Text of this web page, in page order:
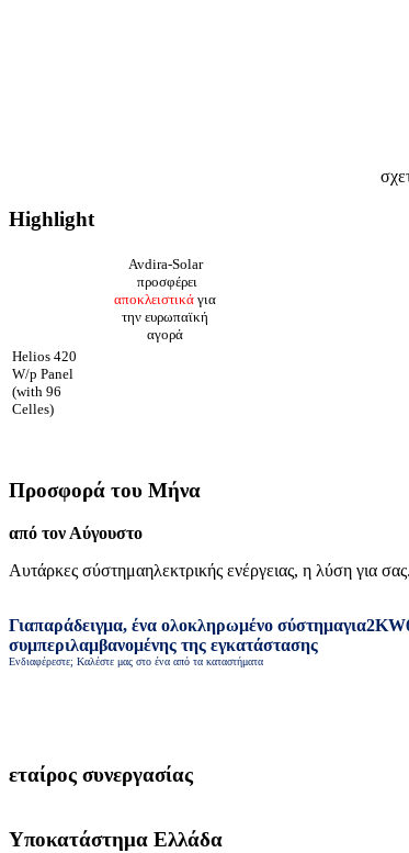
Highlight
Avdira-Solar
προσφέρει
αποκλειστικά για
την ευρωπαϊκή
αγορά
Helios 420
W/p Panel
(with 96
Celles)
Προσφορά του Μήνα
από τον Αύγουστο
Αυτάρκες σύστημαηλεκτρικής ενέργειας, η λύση για σας.
Γιαπαράδειγμα, ένα ολοκληρωμένο σύστημαγια2KW
συμπεριλαμβανομένης της εγκατάστασης
Ενδιαφέρεστε; Καλέστε μας στο ένα από τα καταστήματα
εταίρος συνεργασίας
Υποκατάστημα Ελλάδα